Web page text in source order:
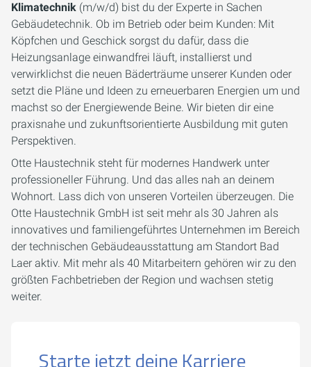
Klimatechnik (m/w/d) bist du der Experte in Sachen
Gebäudetechnik. Ob im Betrieb oder beim Kunden: Mit
Köpfchen und Geschick sorgst du dafür, dass die
Heizungsanlage einwandfrei läuft, installierst und
verwirklichst die neuen Bäderträume unserer Kunden oder
setzt die Pläne und Ideen zu erneuerbaren Energien um und
machst so der Energiewende Beine. Wir bieten dir eine
praxisnahe und zukunftsorientierte Ausbildung mit guten
Perspektiven.
Otte Haustechnik steht für modernes Handwerk unter
professioneller Führung. Und das alles nah an deinem
Wohnort. Lass dich von unseren Vorteilen überzeugen. Die
Otte Haustechnik GmbH ist seit mehr als 30 Jahren als
innovatives und familiengeführtes Unternehmen im Bereich
der technischen Gebäudeausstattung am Standort Bad
Laer aktiv. Mit mehr als 40 Mitarbeitern gehören wir zu den
größten Fachbetrieben der Region und wachsen stetig
weiter.
Starte jetzt deine Karriere